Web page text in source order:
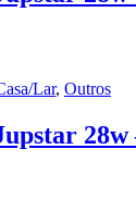
Lar, Outros
28w